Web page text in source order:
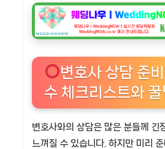
변호사 상담 준
수 체크리스트와 꿀
변호사와의 상담은 많은 분들께 긴
느껴질 수 있습니다. 하지만 미리